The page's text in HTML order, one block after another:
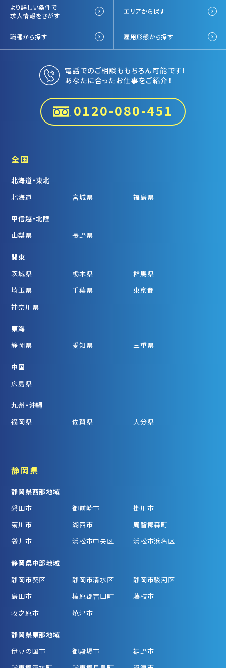
より詳しい条件で
求人情報をさがす
エリアから探す
職種から探す 雇用形態から探す
電話でのご相談ももちろん可能です！
あなたに合ったお仕事をご紹介！
0120-080-451
全国
北海道・東北
北海道
宮城県 福島県
甲信越・北陸
山梨県
長野県
関東
茨城県
栃木県
群馬県
埼玉県
千葉県
東京都
神奈川県
東海
静岡県
愛知県 三重県
中国
広島県
九州・沖縄
福岡県
佐賀県 大分県
静岡県
静岡県西部地域
磐田市
御前崎市
掛川市
菊川市
湖西市
周智郡森町
袋井市
浜松市中央区 浜松市浜名区
静岡県中部地域
静岡市葵区
静岡市清水区
静岡市駿河区
島田市
榛原郡吉田町
藤枝市
牧之原市
焼津市
静岡県東部地域
伊豆の国市
御殿場市
裾野市